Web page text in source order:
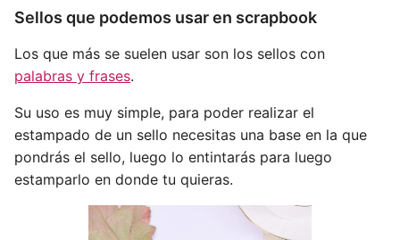
Sellos que podemos usar en scrapbook
Los que más se suelen usar son los sellos con
palabras y frases.
Su uso es muy simple, para poder realizar el
estampado de un sello necesitas una base en la que
pondrás el sello, luego lo entintarás para luego
estamparlo en donde tu quieras.